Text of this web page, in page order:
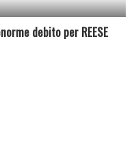
debito per REESE